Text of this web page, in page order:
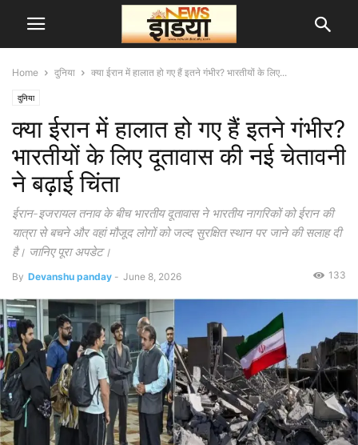
Home दुनिया क्या ईरान में हालात हो गए हैं इतने गंभीर? भारतीयों के लिए...
दुनिया
क्या ईरान में हालात हो गए हैं इतने गंभीर?
भारतीयों के लिए दूतावास की नई चेतावनी
ने बढ़ाई चिंता
ईरान-इजरायल तनाव के बीच भारतीय दूतावास ने भारतीय नागरिकों को ईरान की
यात्रा से बचने और वहां मौजूद लोगों को जल्द सुरक्षित स्थान पर जाने की सलाह दी
है। जानिए पूरा अपडेट।
By Devanshu panday - June 8, 2026 133